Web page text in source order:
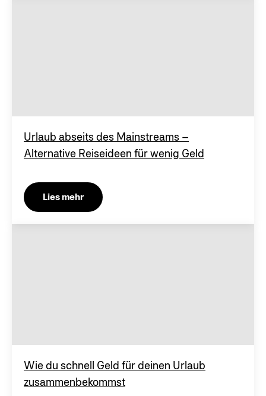
Urlaub abseits des Mainstreams –
Alternative Reiseideen für wenig Geld
Lies mehr
Wie du schnell Geld für deinen Urlaub
zusammenbekommst